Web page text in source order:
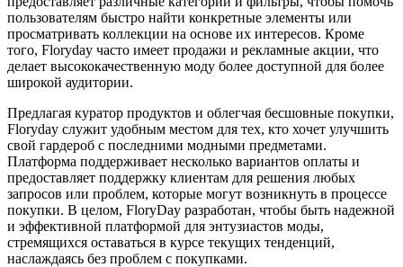
пользователям быстро найти конкретные элементы или
просматривать коллекции на основе их интересов. Кроме
того, Floryday часто имеет продажи и рекламные акции, что
делает высококачественную моду более доступной для более
широкой аудитории.
Предлагая куратор продуктов и облегчая бесшовные покупки,
Floryday служит удобным местом для тех, кто хочет улучшить
свой гардероб с последними модными предметами.
Платформа поддерживает несколько вариантов оплаты и
предоставляет поддержку клиентам для решения любых
запросов или проблем, которые могут возникнуть в процессе
покупки. В целом, FloryDay разработан, чтобы быть надежной
и эффективной платформой для энтузиастов моды,
стремящихся оставаться в курсе текущих тенденций,
наслаждаясь без проблем с покупками.